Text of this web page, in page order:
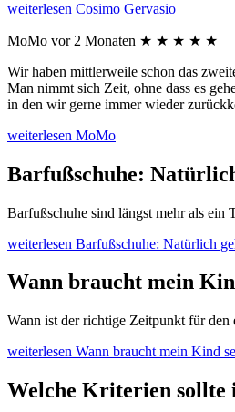
weiterlesen Cosimo Gervasio
MoMo vor 2 Monaten ★ ★ ★ ★ ★
Wir haben mittlerweile schon das
Man nimmt sich Zeit, ohne dass es
in den wir gerne immer wieder
weiterlesen MoMo
Barfußschuhe:
Barfußschuhe sind längst mehr als ein
weiterlesen Barfußschuhe: Natürlich
Wann braucht mein
Wann ist der richtige Zeitpunkt für
weiterlesen Wann braucht mein Kind
Welche Kriterien sollte